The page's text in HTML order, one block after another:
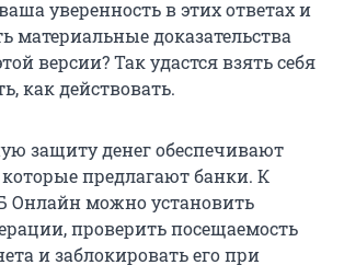
уверенность в этих ответах и
материальные доказательства
версии? Так удастся взять себя
как действовать.
защиту денег обеспечивают
предлагают банки. К
Онлайн можно установить
проверить посещаемость
и заблокировать его при